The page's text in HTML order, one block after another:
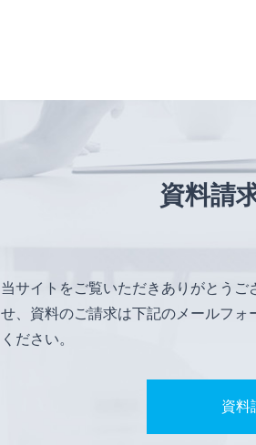
資料請
当サイトをご覧いただきありがとう
せ、資料のご請求は下記のメールフ
ください。
資料